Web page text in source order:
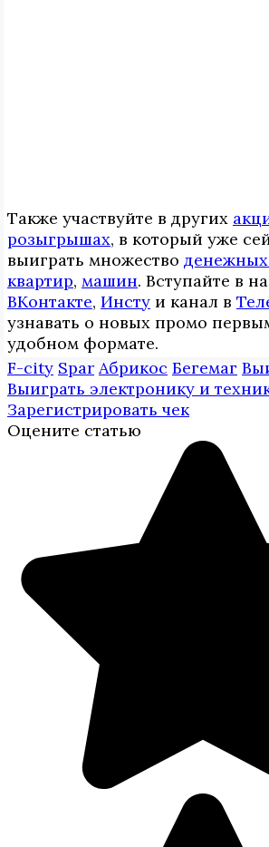
Также участвуйте в других
розыгрышах, в который уже
выиграть множество
квартир, машин. Вступайте в
ВКонтакте, Инcтy и канал в
узнавать о новых промо
удобном формате.
F-city Spar Абрикос Бегемаг
Выиграть электронику и
Зарегистрировать чек
Оцените статью